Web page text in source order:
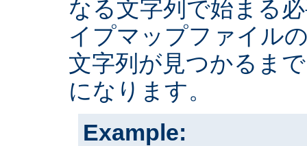
なる文字列で始まる
イプマップファイル
文字列が見つかるま
になります。
Example: